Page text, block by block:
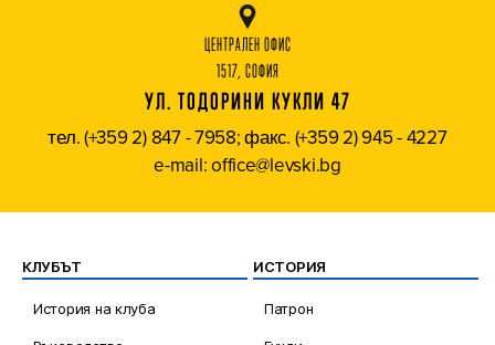
ЦЕНТРАЛЕН ОФИС
1517, СОФИЯ
УЛ. ТОДОРИНИ КУКЛИ 47
тел. (+359 2) 847 - 7958; факс. (+359 2) 945 - 4227
e-mail: office@levski.bg
КЛУБЪТ
История на клуба
ИСТОРИЯ
Патрон